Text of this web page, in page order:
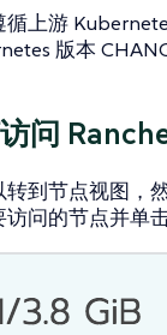
循上游
版本
问
转到节点视图，
访问的节点并单